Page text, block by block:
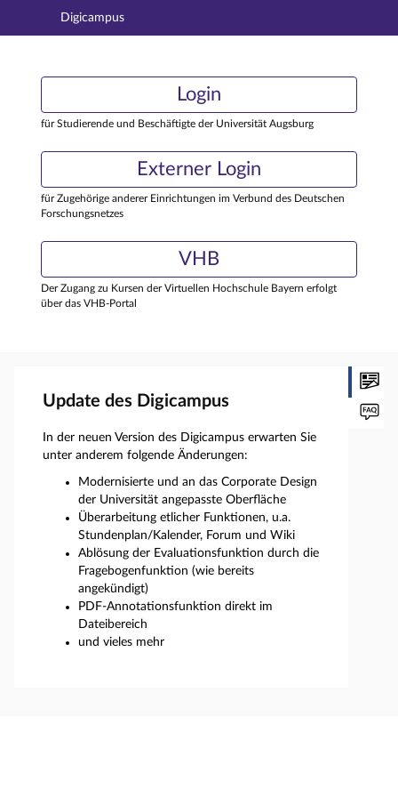
Hauptnavigation
Externer Login
Digicampus
Login
für Studierende und Beschäftigte der Universität Augsburg
Externer Login
für Zugehörige anderer Einrichtungen im Verbund des Deutschen
Forschungsnetzes
VHB
Der Zugang zu Kursen der Virtuellen Hochschule Bayern erfolgt
über das VHB-Portal
Update des Digicampus
In der neuen Version des Digicampus erwarten Sie
unter anderem folgende Änderungen:
Modernisierte und an das Corporate Design
der Universität angepasste Oberfläche
Überarbeitung etlicher Funktionen, u.a.
Stundenplan/Kalender, Forum und Wiki
Ablösung der Evaluationsfunktion durch die
Fragebogenfunktion (wie bereits
angekündigt)
PDF-Annotationsfunktion direkt im
Dateibereich
und vieles mehr